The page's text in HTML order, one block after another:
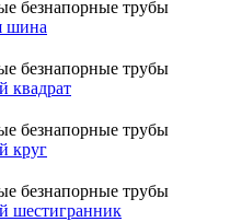
шина
квадрат
круг
шестигранник